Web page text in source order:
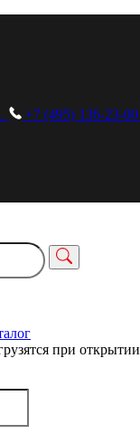
+7 (495) 136-23-00
при открытии